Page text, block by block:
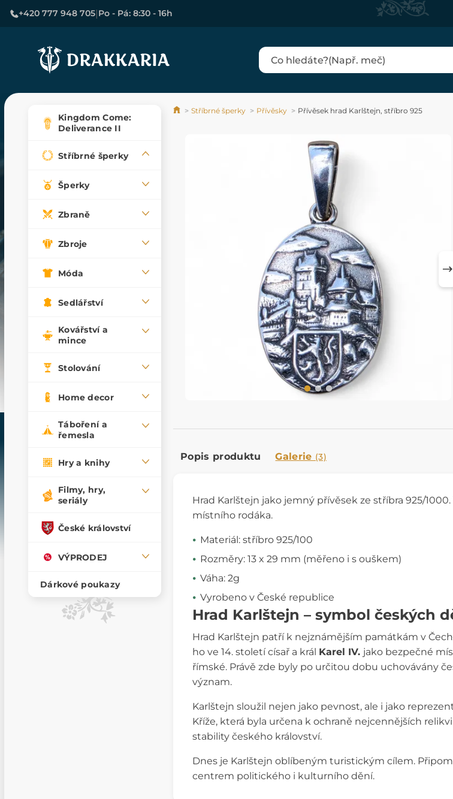
+420 777 948 705|Po - Pá: 8:30 - 16h
Kingdom Come:
Deliverance II
Stříbrné šperky
Šperky
Zbraně
Zbroje
Móda
Sedlářství
Kovářství a
mince
Stolování
Home decor
Táboření a
řemesla
Hry a knihy
Filmy, hry,
seriály
České království
VÝPRODEJ
Dárkové poukazy
Stříbrné šperky Přívěsky Přívěsek hrad Karlštejn, stříbro 925
Popis produktu Galerie (3)
Hrad Karlštejn jako jemný přívěsek ze stříbra 925/
místního rodáka.
Materiál: stříbro 925/100
Rozměry: 13 x 29 mm (měřeno i s ouškem)
Váha: 2g
Vyrobeno v České republice
Hrad Karlštejn – symbol českých
Hrad Karlštejn patří k nejznámějším památkám v
ho ve 14. století císař a král Karel IV. jako bezpečné
římské. Právě zde byly po určitou dobu uchovávány
význam.
Karlštejn sloužil nejen jako pevnost, ale i jako
Kříže, která byla určena k ochraně nejcennějších
stability českého království.
Dnes je Karlštejn oblíbeným turistickým cílem.
centrem politického i kulturního dění.